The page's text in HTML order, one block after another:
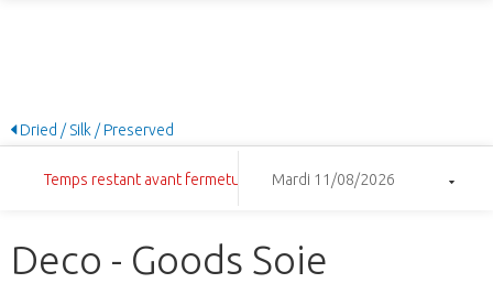
Dried / Silk / Preserved
Temps restant avant fermeture: 7:58:29Mardi 11/08/2026
Deco - Goods Soie